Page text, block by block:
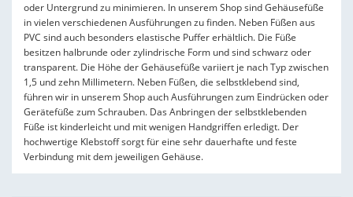
oder Untergrund zu minimieren. In unserem Shop sind Gehäusefüße
in vielen verschiedenen Ausführungen zu finden. Neben Füßen aus
PVC sind auch besonders elastische Puffer erhältlich. Die Füße
besitzen halbrunde oder zylindrische Form und sind schwarz oder
transparent. Die Höhe der Gehäusefüße variiert je nach Typ zwischen
1,5 und zehn Millimetern. Neben Füßen, die selbstklebend sind,
führen wir in unserem Shop auch Ausführungen zum Eindrücken oder
Gerätefüße zum Schrauben. Das Anbringen der selbstklebenden
Füße ist kinderleicht und mit wenigen Handgriffen erledigt. Der
hochwertige Klebstoff sorgt für eine sehr dauerhafte und feste
Verbindung mit dem jeweiligen Gehäuse.